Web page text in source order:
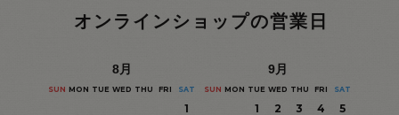
オンラインショップの営業日
8月
SUN MON TUE WED THU FRI SAT
1
9月
SUN MON TUE WED THU FRI SAT
1 2 3 4
5